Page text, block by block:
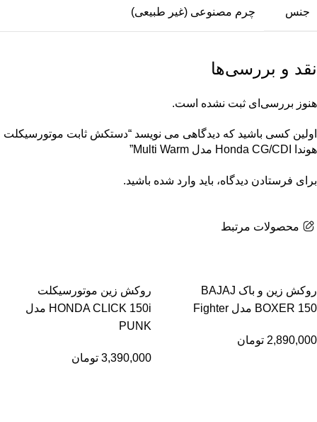
جنس چرم مصنوعی (غیر طبیعی)
نقد و بررسی‌ها
هنوز بررسی‌ای ثبت نشده است.
اولین کسی باشید که دیدگاهی می نویسد “دستکش ثابت موتورسیکلت
هوندا Honda CG/CDI مدل Multi Warm”
برای فرستادن دیدگاه، باید وارد شده باشید.
محصولات مرتبط
روکش زین و باک BAJAJ
BOXER 150 مدل Fighter
2,890,000 تومان
روکش زین موتورسیکلت
HONDA CLICK 150i مدل
PUNK
3,390,000 تومان